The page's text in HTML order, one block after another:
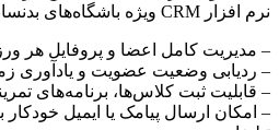
نرم افزار CRM ویژه باشگاه‌های بدنسازی و ورزشی عبارتند از:
– مدیریت کامل اعضا و پروفایل هر
– ردیابی وضعیت عضویت و یادآوری
– قابلیت ثبت کلاس‌ها، برنامه‌های
– امکان ارسال پیامک یا ایمیل